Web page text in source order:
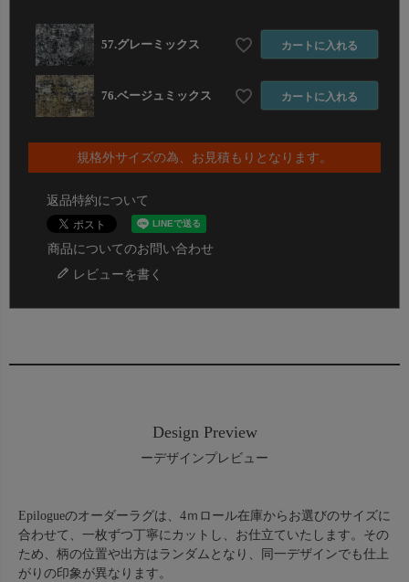
57.グレーミックス カートに入れる
76.ベージュミックス カートに入れる
規格外サイズの為、お見積もりとなります。
返品特約について
商品についてのお問い合わせ
レビューを書く
Design Preview
ーデザインプレビュー
Epilogueのオーダーラグは、4ｍロール在庫からお選びのサイズに
合わせて、一枚ずつ丁寧にカットし、お仕立ていたします。その
ため、柄の位置や出方はランダムとなり、同一デザインでも仕上
がりの印象が異なります。